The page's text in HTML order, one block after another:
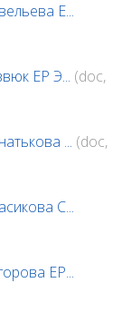
Е...
ЕР Э... (doc,
... (doc,
С...
ЕР...